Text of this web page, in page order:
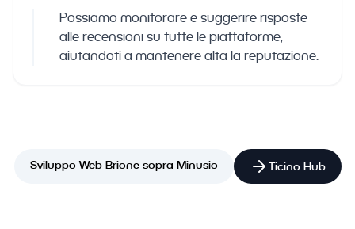
Possiamo monitorare e suggerire risposte
alle recensioni su tutte le piattaforme,
aiutandoti a mantenere alta la reputazione.
Sviluppo Web Brione sopra Minusio Ticino Hub